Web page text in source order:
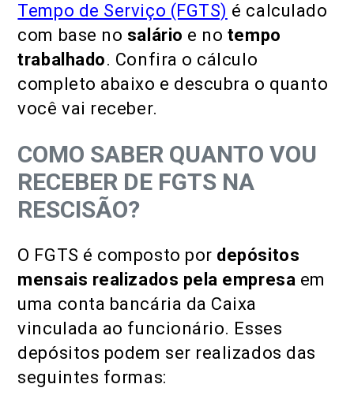
Tempo de Serviço (FGTS) é calculado
com base no salário e no tempo
trabalhado. Confira o cálculo
completo abaixo e descubra o quanto
você vai receber.
COMO SABER QUANTO VOU
RECEBER DE FGTS NA
RESCISÃO?
O FGTS é composto por depósitos
mensais realizados pela empresa em
uma conta bancária da Caixa
vinculada ao funcionário. Esses
depósitos podem ser realizados das
seguintes formas: